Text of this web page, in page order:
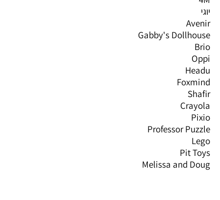
יוגי
Avenir
Gabby's Dollhouse
Brio
Oppi
Headu
Foxmind
Shafir
Crayola
Pixio
Professor Puzzle
Lego
Pit Toys
Melissa and Doug